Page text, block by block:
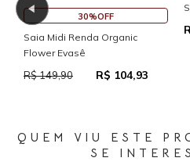
30%OFF
Saia Midi Renda Organic
Flower Evasê
R$ 149,90 R$ 104,93
QUEM VIU ESTE
SE